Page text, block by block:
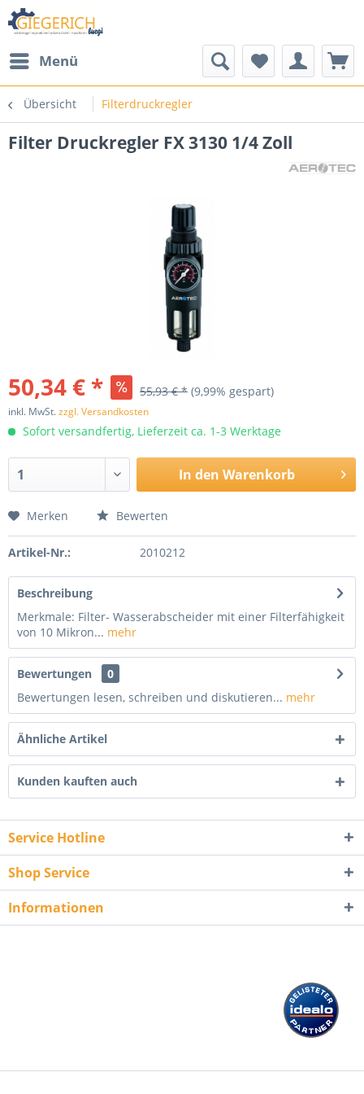
Menü
Übersicht Filterdruckregler
Filter Druckregler FX 3130 1/4 Zoll
50,34 € * 55,93 € * (9,99% gespart)
inkl. MwSt.zzgl. Versandkosten
Sofort versandfertig, Lieferzeit ca. 1-3 Werktage
In den Warenkorb
Merken Bewerten
Artikel-Nr.: 2010212
Beschreibung
Merkmale: Filter- Wasserabscheider mit einer Filterfähigkeit
von 10 Mikron... mehr
Bewertungen
0
Bewertungen lesen, schreiben und diskutieren... mehr
Ähnliche Artikel
Kunden kauften auch
Service Hotline
Shop Service
Informationen